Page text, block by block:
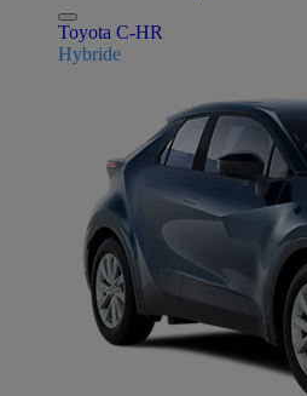
Toyota C-HR
Hybride